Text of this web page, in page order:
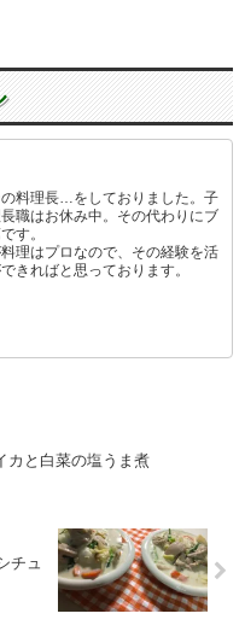
料理長…をしておりました。子
職はお休み中。その代わりにブ
す。
理はプロなので、その経験を活
きればと思っております。
カと白菜の塩うま煮
チュ